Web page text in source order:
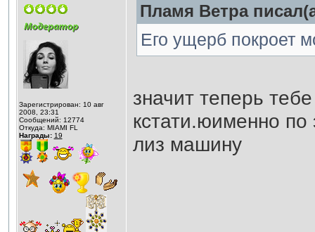
Зарегистрирован: 10 авг
2008, 23:31
Сообщений: 12774
Откуда: MIAMI FL
Награды: 19
Пламя Ветра
Его ущерб покроет
значит теперь
кстати.юименно
лиз машину